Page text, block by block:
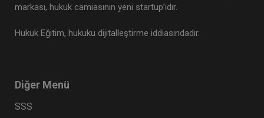
markası, hukuk camiasının yeni startup’ıdır.
Hukuk Eğitim, hukuku dijitalleştirme iddiasındadır.
Diğer Menü
SSS